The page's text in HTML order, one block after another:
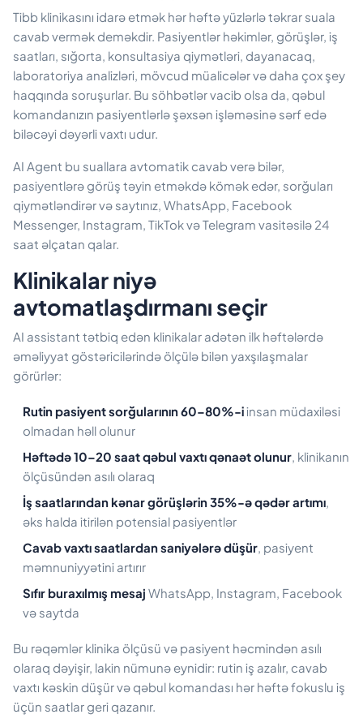
Tibb klinikasını idarə etmək hər həftə yüzlərlə təkrar suala
cavab vermək deməkdir. Pasiyentlər həkimlər, görüşlər, iş
saatları, sığorta, konsultasiya qiymətləri, dayanacaq,
laboratoriya analizləri, mövcud müalicələr və daha çox şey
haqqında soruşurlar. Bu söhbətlər vacib olsa da, qəbul
komandanızın pasiyentlərlə şəxsən işləməsinə sərf edə
biləcəyi dəyərli vaxtı udur.
AI Agent bu suallara avtomatik cavab verə bilər,
pasiyentlərə görüş təyin etməkdə kömək edər, sorğuları
qiymətləndirər və saytınız, WhatsApp, Facebook
Messenger, Instagram, TikTok və Telegram vasitəsilə 24
saat əlçatan qalar.
Klinikalar niyə
avtomatlaşdırmanı seçir
AI assistant tətbiq edən klinikalar adətən ilk həftələrdə
əməliyyat göstəricilərində ölçülə bilən yaxşılaşmalar
görürlər:
Rutin pasiyent sorğularının 60–80%-iinsan müdaxiləsi
olmadan həll olunur
Həftədə 10–20 saat qəbul vaxtı qənaət olunur, klinikanın
ölçüsündən asılı olaraq
İş saatlarından kənar görüşlərin 35%-ə qədər artımı,
əks halda itirilən potensial pasiyentlər
Cavab vaxtı saatlardan saniyələrə düşür, pasiyent
məmnuniyyətini artırır
Sıfır buraxılmış mesaj WhatsApp, Instagram, Facebook
və saytda
Bu rəqəmlər klinika ölçüsü və pasiyent həcmindən asılı
olaraq dəyişir, lakin nümunə eynidir: rutin iş azalır, cavab
vaxtı kəskin düşür və qəbul komandası hər həftə fokuslu iş
üçün saatlar geri qazanır.